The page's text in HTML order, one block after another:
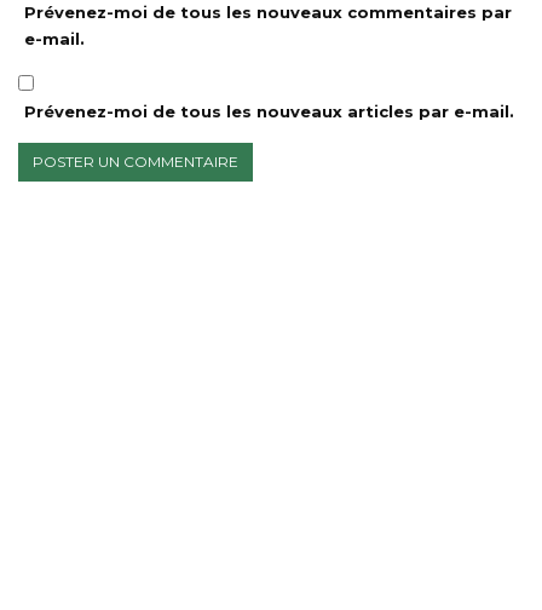
Prévenez-moi de tous les nouveaux commentaires par
e-mail.
Prévenez-moi de tous les nouveaux articles par e-mail.